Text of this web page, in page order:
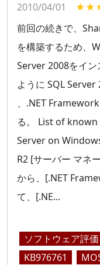
2010/04/01
前回の続きで、
を構築するため、
Server 2008をイン
ように SQL
、.NET
る。 List of
Server on
R2 [サーバー マネ
から、[.NET
て、[.NE...
ソフトウェア評価
KB976761